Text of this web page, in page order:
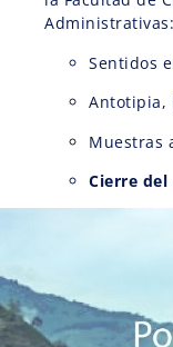
Administrativas:
Sentidos
Antotipia,
Muestras
Cierre